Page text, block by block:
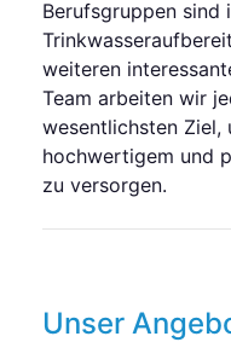
Berufsgruppen sind
weiteren
Team arbeiten wir
wesentlichsten Ziel,
hochwertigem und
zu versorgen.
Unser